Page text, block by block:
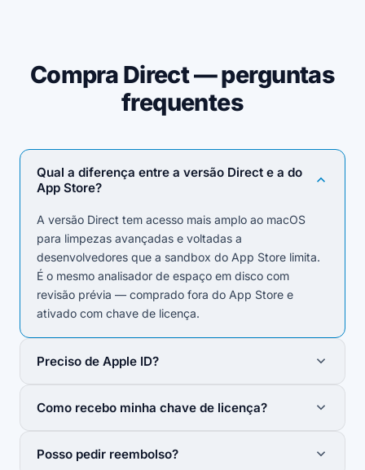
Compra Direct — perguntas
frequentes
Qual a diferença entre a versão Direct e a do
App Store?
A versão Direct tem acesso mais amplo ao macOS
para limpezas avançadas e voltadas a
desenvolvedores que a sandbox do App Store limita.
É o mesmo analisador de espaço em disco com
revisão prévia — comprado fora do App Store e
ativado com chave de licença.
Preciso de Apple ID?
Apple ID ou conta neste site.
Como recebo minha chave de licença?
licenses@storageradar.app
Posso pedir reembolso?